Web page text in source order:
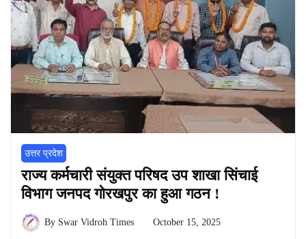
उत्तर प्रदेश
राज्य कर्मचारी संयुक्त परिषद उप शाखा सिंचाई
विभाग जनपद गोरखपुर का हुआ गठन !
By Swar Vidroh Times October 15, 2025